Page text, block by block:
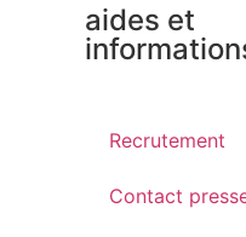
aides et
Recrutement
Contact